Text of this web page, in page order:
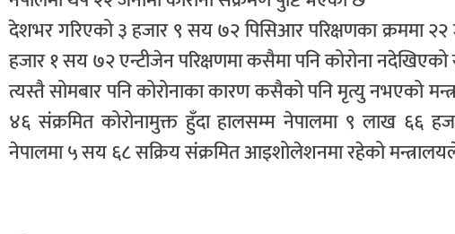
देशभर गरिएको ३ हजार ९ सय ७२ पिसिआर परिक्षणका क्रममा २२
हजार १ सय ७२ एन्टीजेन परिक्षणमा कसैमा पनि कोरोना
त्यस्तै सोमबार पनि कोरोनाका कारण कसैको पनि मृत्यु नभएको
४६ संक्रमित कोरोनामुक्त हुँदा हालसम्म नेपालमा ९ लाख ६६
नेपालमा ५ सय ६८ सक्रिय संक्रमित आइशोलेशनमा रहेको